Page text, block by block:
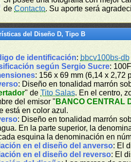
deContacto. Su aporte será
del Diseño D, Tipo B
de identificación: bbcv100bs-db
según Sergio Sucre: 100F
: 156 x 69 mm (6,14 x 2,72
: Diseño en tonalidad marrón
" deTito Salas. En el centro,
del emisor " BANCO CENTRAL
está en color azul.
: Diseño en tonalidad marrón
En la parte superior, la
esquina la denominación en
en el diseño del anverso: El
en el diseño del reverso: El